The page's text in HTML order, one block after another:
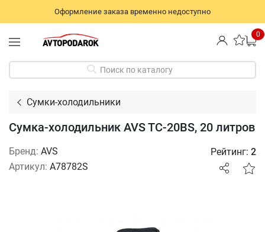
Оформление заказа временно недоступно
0
Поиск по каталогу
Сумки-холодильники
Сумка-холодильник AVS TC-20BS, 20 литров
Бренд: AVS
Артикул: A78782S
Рейтинг: 2